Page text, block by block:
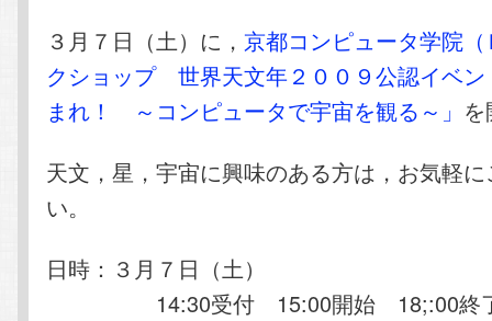
３月７日（土）に， 京都コンピュータ学院
クショップ 世界天文年２００９公認イベン
まれ！ ～コンピュータで宇宙を観る～」
天文，星，宇宙に興味のある方は，お気軽
い。
日時：３月７日（土）
14:30受付 15:00開始 18;:00終